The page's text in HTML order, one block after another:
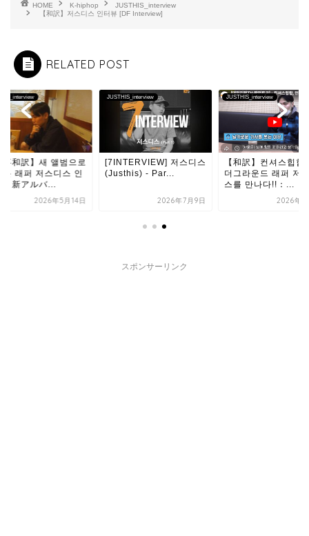
HOME K-hiphop
JUSTHIS_interview
【和訳】저스디스 인터뷰 [DF Interview]
RELATED POST
事和訳】새 앨범으로
온 래퍼 저스디스 인
：新アルバ...
2026年5月14日
JUSTHIS_interview
[7INTERVIEW] 저스디스
(Justhis) - Par...
2026年7月9日
JUSTHIS_interview
【和訳】컨셔스힙합
더그라운드 래퍼 저
스를 만나다!!：...
2026年5
スポンサーリンク